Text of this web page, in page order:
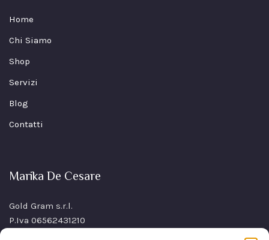
Home
Chi Siamo
Shop
Servizi
Blog
Contatti
Marika De Cesare
Gold Gram s.r.l.
P.Iva 06562431210